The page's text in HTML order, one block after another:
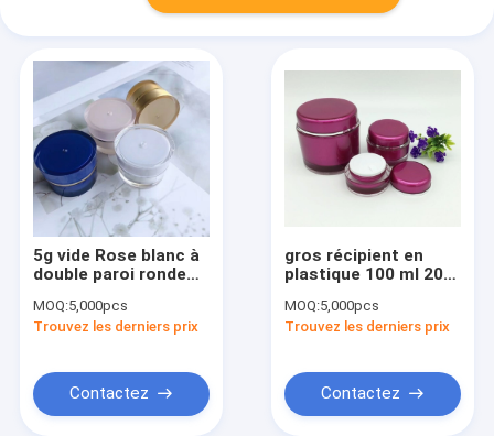
5g vide Rose blanc à
double paroi ronde
mat, baume pour les
lèvres Contenant en
Boîtier en plastique
avec couvercle
MOQ:5,000pcs
Trouvez les derniers prix
Contactez
gros récipient en
plastique 100 ml 200
ronde cosmétique en
acrylique
MOQ:5,000pcs
Trouvez les derniers prix
Contactez